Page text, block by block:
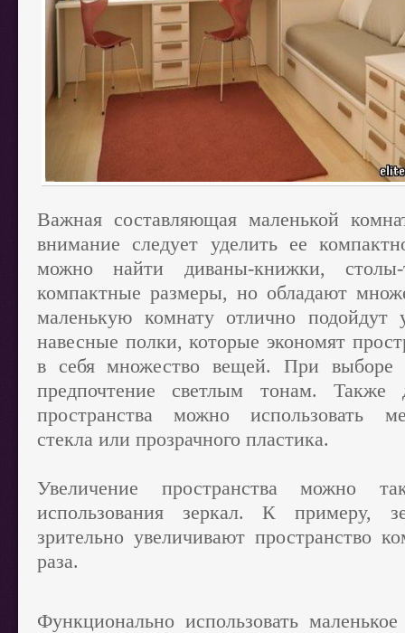
Важная составляющая маленькой
внимание следует уделить ее
можно найти диваны-книжки,
компактные размеры, но обладают
маленькую комнату отлично
навесные полки, которые экономят
в себя множество вещей. При выборе
предпочтение светлым тонам. Также
пространства можно использовать
стекла или прозрачного пластика.
Увеличение пространства можно
использования зеркал. К примеру,
зрительно увеличивают пространство
раза.
Функционально использовать